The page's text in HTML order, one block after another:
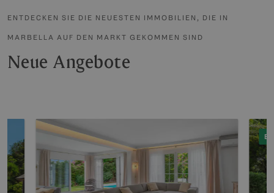
ENTDECKEN SIE DIE NEUESTEN IMMOBILIEN, DIE IN
MARBELLA AUF DEN MARKT GEKOMMEN SIND
Neue Angebote